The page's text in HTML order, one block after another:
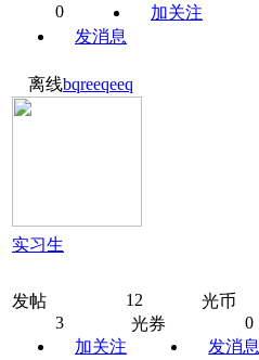
0
加关注
发消息
离线bqreeqeeq
实习生
发帖 12
光币
3
光券
0
加关注
发消息